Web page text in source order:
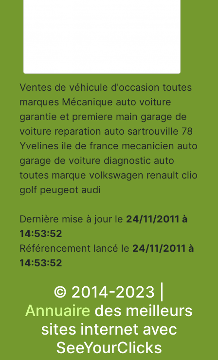
Ventes de véhicule d'occasion toutes
marques Mécanique auto voiture
garantie et premiere main garage de
voiture reparation auto sartrouville 78
Yvelines ile de france mecanicien auto
garage de voiture diagnostic auto
toutes marque volkswagen renault clio
golf peugeot audi
Dernière mise à jour le 24/11/2011 à
14:53:52
Référencement lancé le 24/11/2011 à
14:53:52
© 2014-2023 |
Annuaire des meilleurs
sites internet avec
SeeYourClicks